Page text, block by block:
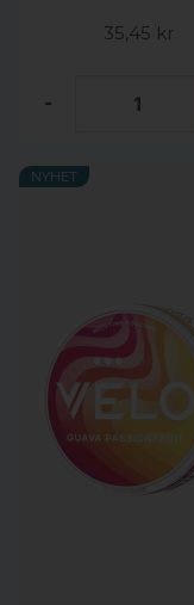
35,45 kr
-
NYHET